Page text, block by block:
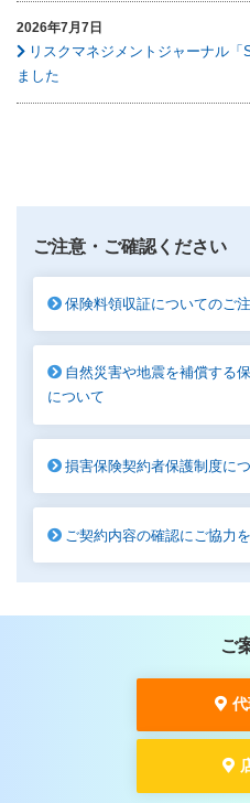
2026年7月7日
リスクマネジメントジャーナル
ました
ご注意・ご確認ください
保険料領収証についてのご
自然災害や地震を補償する
について
損害保険契約者保護制度に
ご契約内容の確認にご協力
ご